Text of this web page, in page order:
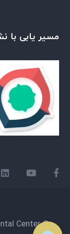
مسیر یابی با
© All Right Reserved By Afagh Dental Center